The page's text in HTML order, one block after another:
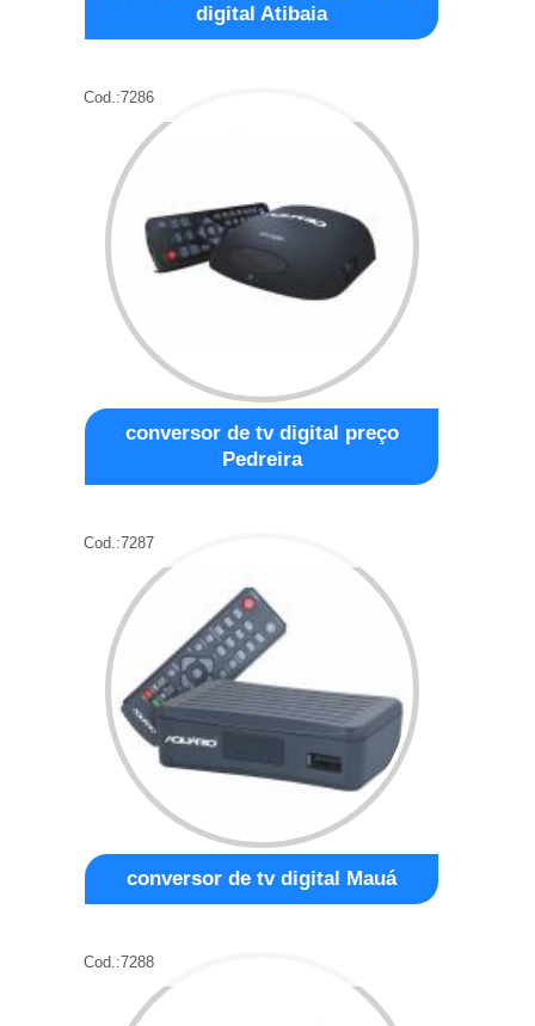
digital Atibaia
Cod.:7286
conversor de tv digital preço
Pedreira
Cod.:7287
conversor de tv digital Mauá
Cod.:7288